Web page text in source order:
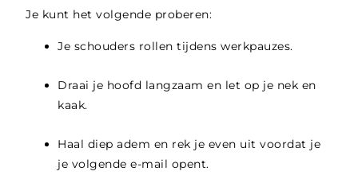
Je kunt het volgende proberen:
Je schouders rollen tijdens werkpauzes.
Draai je hoofd langzaam en let op je nek en
kaak.
Haal diep adem en rek je even uit voordat je
je volgende e-mail opent.